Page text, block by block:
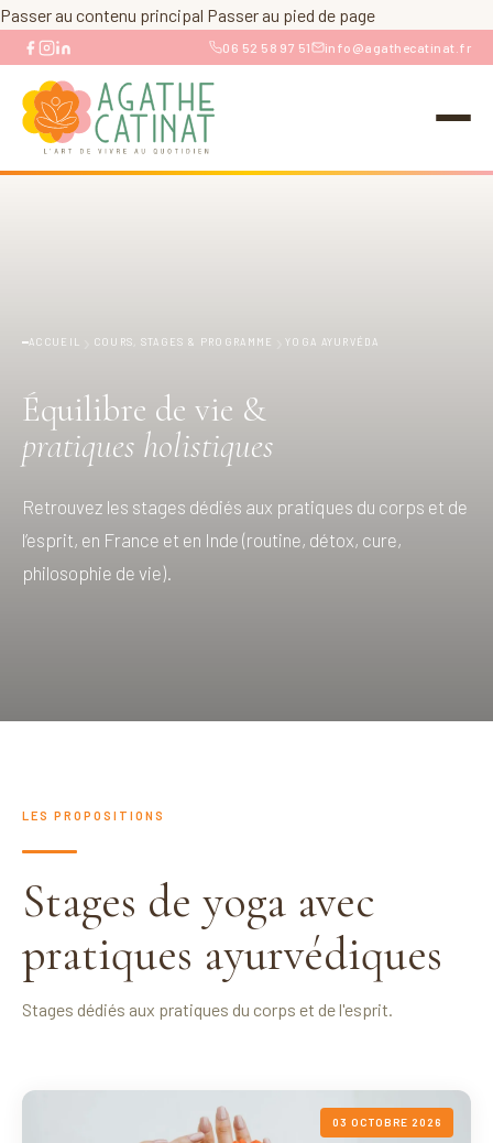
Passer au contenu principal Passer au pied de page
06 52 58 97 51 info@agathecatinat.fr
ACCUEIL COURS, STAGES & PROGRAMME YOGA AYURVÉDA
Équilibre de vie &
pratiques holistiques
Retrouvez les stages dédiés aux pratiques du corps et de
l’esprit, en France et en Inde (routine, détox, cure,
philosophie de vie).
LES PROPOSITIONS
Stages de yoga avec
pratiques ayurvédiques
Stages dédiés aux pratiques du corps et de l'esprit.
03 OCTOBRE 2026